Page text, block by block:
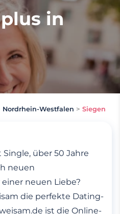
in
Nordrhein-Westfalen > Siegen
über 50 Jahre
neuen
neuen Liebe?
die perfekte Dating-
ist die Online-